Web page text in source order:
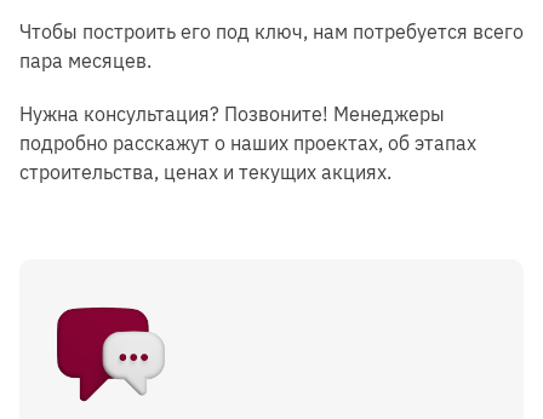
Чтобы построить его под ключ, нам потребуется всего
пара месяцев.
Нужна консультация? Позвоните! Менеджеры
подробно расскажут о наших проектах, об этапах
строительства, ценах и текущих акциях.